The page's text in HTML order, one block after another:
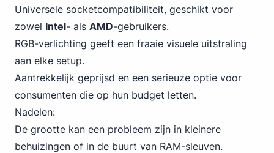
Universele socketcompatibiliteit, geschikt voor
zowel Intel- als AMD-gebruikers.
RGB-verlichting geeft een fraaie visuele uitstraling
aan elke setup.
Aantrekkelijk geprijsd en een serieuze optie voor
consumenten die op hun budget letten.
Nadelen:
De grootte kan een probleem zijn in kleinere
behuizingen of in de buurt van RAM-sleuven.